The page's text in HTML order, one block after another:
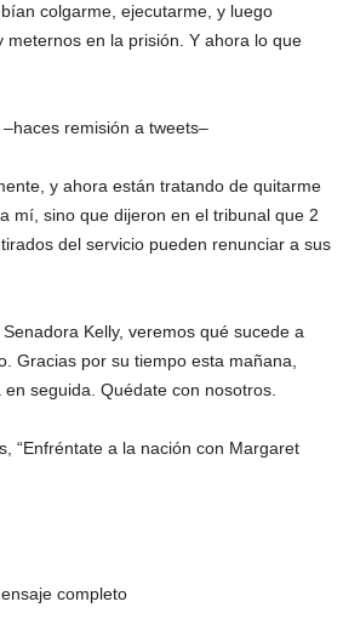
colgarme, ejecutarme, y luego
meternos en la prisión. Y ahora lo que
remisión a tweets–
y ahora están tratando de quitarme
mí, sino que dijeron en el tribunal que 2
del servicio pueden renunciar a sus
Kelly, veremos qué sucede a
Gracias por su tiempo esta mañana,
en seguida. Quédate con nosotros.
“Enfréntate a la nación con Margaret
completo